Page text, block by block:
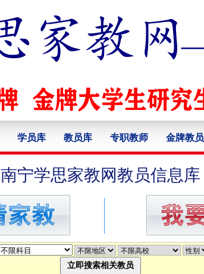
学员库 教员库 专职教师 金牌教员
南宁学思家教网教员信息库